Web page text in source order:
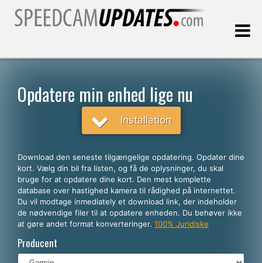
Dansk
English
Español
Deutsch
Opdatere min enhed lige nu
Installation
Download den seneste tilgængelige opdatering. Opdater dine
kort. Vælg din bil fra listen, og få de oplysninger, du skal
bruge for at opdatere dine kort. Den mest komplette
database over hastighed kamera til rådighed på internettet.
Du vil modtage inmediately et download link, der indeholder
de nødvendige filer til at opdatere enheden. Du behøver ikke
at gøre andet format konverteringer. 100% Juridiske
Producent